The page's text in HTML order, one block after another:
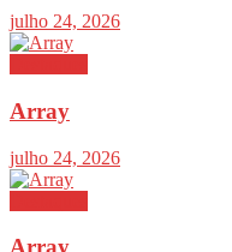
julho 24, 2026
Array
julho 24, 2026
Array